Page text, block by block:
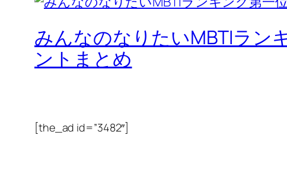
みんなのなりたいMBTIラン
ントまとめ
[the_ad id=”3482″]